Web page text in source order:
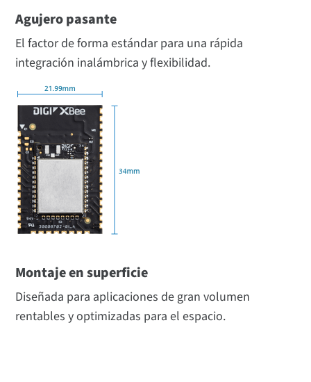
Agujero pasante
El factor de forma estándar para una rápida
integración inalámbrica y flexibilidad.
Montaje en superficie
Diseñada para aplicaciones de gran volumen
rentables y optimizadas para el espacio.